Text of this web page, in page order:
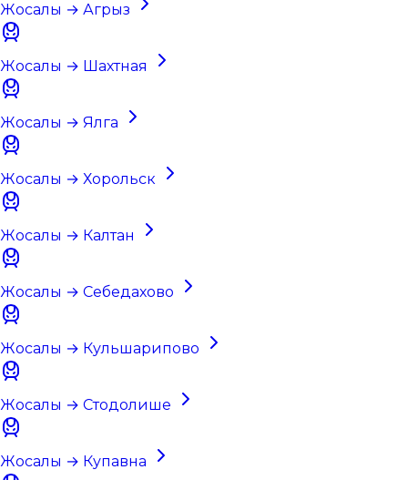
Жосалы → Агрыз
Жосалы → Шахтная
Жосалы → Ялга
Жосалы → Хорольск
Жосалы → Калтан
Жосалы → Себедахово
Жосалы → Кульшарипово
Жосалы → Стодолише
Жосалы → Купавна